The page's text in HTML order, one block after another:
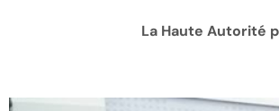
La Haute Autorité